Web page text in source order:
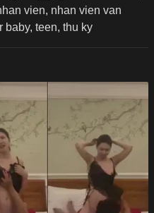
vien, nhan vien van
baby, teen, thu ky